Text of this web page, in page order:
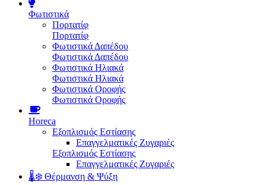
Φωτιστικά
Πορτατίφ
Πορτατίφ
Φωτιστικά Δαπέδου
Φωτιστικά Δαπέδου
Φωτιστικά Ηλιακά
Φωτιστικά Ηλιακά
Φωτιστικά Οροφής
Φωτιστικά Οροφής
Horeca
Εξοπλισμός Εστίασης
Επαγγελματικές Ζυγαριές
Εξοπλισμός Εστίασης
Επαγγελματικές Ζυγαριές
🌡️❄️ Θέρμανση & Ψύξη